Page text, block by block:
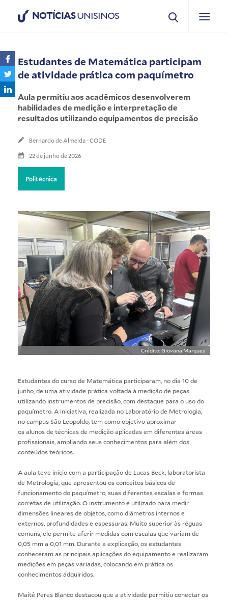
NOTÍCIASUNISINOS
Estudantes de Matemática participam
de atividade prática com paquímetro
Aula permitiu aos acadêmicos desenvolverem
habilidades de medição e interpretação de
resultados utilizando equipamentos de precisão
Bernardo de Almeida - CODE
22 de junho de 2026
Politécnica
Crédito: Giovana Marques
Estudantes do curso de Matemática participaram, no dia 10 de
junho, de uma atividade prática voltada à medição de peças
utilizando instrumentos de precisão, com destaque para o uso do
paquímetro. A iniciativa, realizada no Laboratório de Metrologia,
no campus São Leopoldo, tem como objetivo aproximar
os alunos de técnicas de medição aplicadas em diferentes áreas
profissionais, ampliando seus conhecimentos para além dos
conteúdos teóricos.
A aula teve início com a participação de Lucas Beck, laboratorista
de Metrologia, que apresentou os conceitos básicos de
funcionamento do paquímetro, suas diferentes escalas e formas
corretas de utilização. O instrumento é utilizado para medir
dimensões lineares de objetos, como diâmetros internos e
externos, profundidades e espessuras. Muito superior às réguas
comuns, ele permite aferir medidas com escalas que variam de
0,05 mm a 0,01 mm. Durante a explicação, os estudantes
conheceram as principais aplicações do equipamento e realizaram
medições em peças variadas, colocando em prática os
conhecimentos adquiridos.
Maitê Peres Blanco destacou que a atividade permitiu conectar os